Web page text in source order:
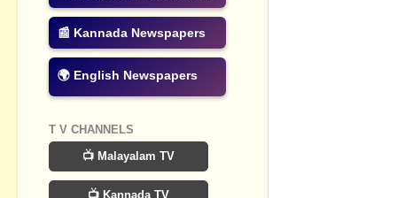
📰 Kannada Newspapers
🌍 English Newspapers
T V CHANNELS
📺 Malayalam TV
📺 Kannada TV